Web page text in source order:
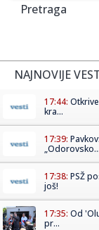
Pretraga
NAJNOVIJE
17:44:
kra...
17:39:
„Odorovsko...
17:38: PSŽ
još!
17:35: Od
pr...